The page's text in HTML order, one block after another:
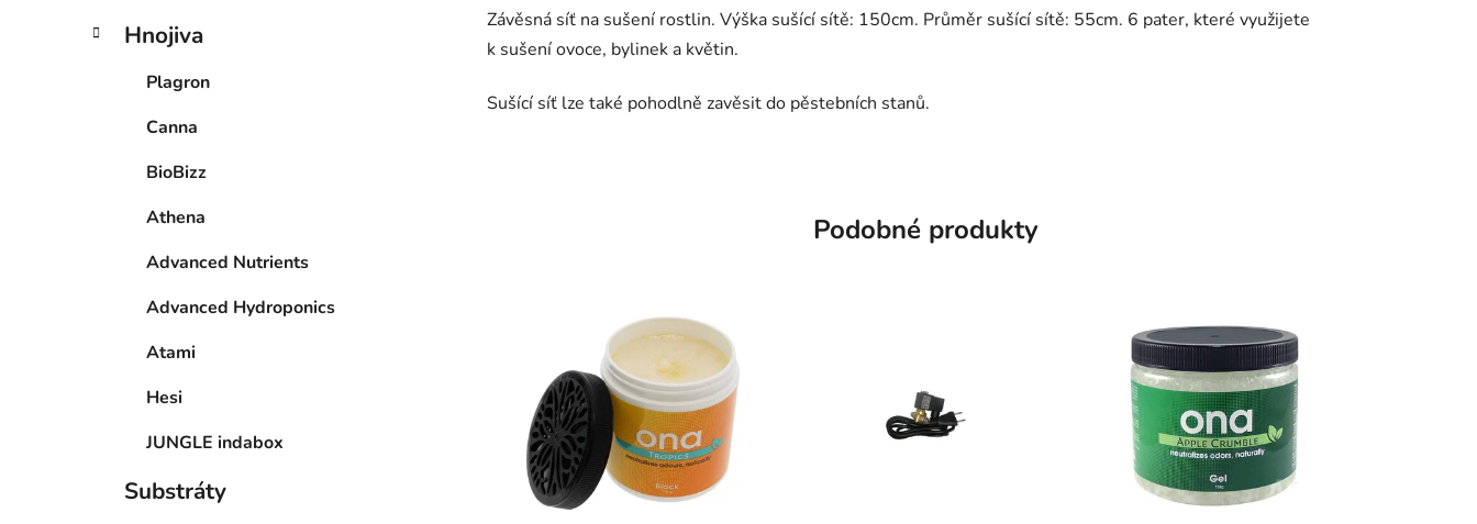
Hnojiva
Plagron
Canna
BioBizz
Athena
Advanced Nutrients
Advanced Hydroponics
Atami
Hesi
JUNGLE indabox
Substráty
Závěsná síť na sušení rostlin. Výška sušící sítě: 150cm. Průměr sušící sítě: 55cm. 6 pater, které využijete
k sušení ovoce, bylinek a květin.
Sušící síť lze také pohodlně zavěsit do pěstebních stanů.
Podobné produkty